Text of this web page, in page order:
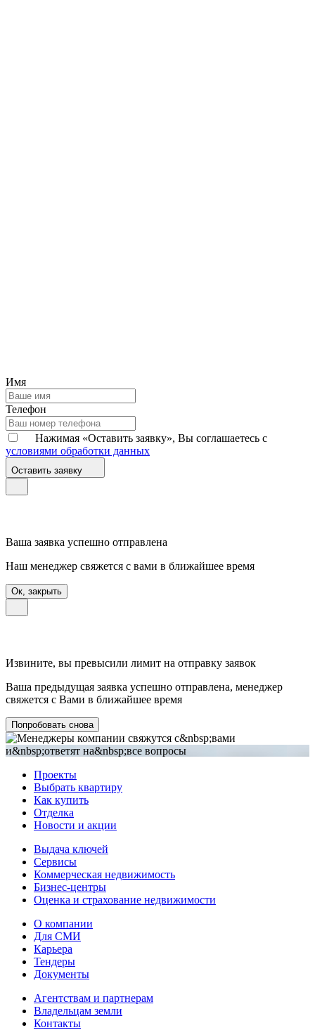
Имя
Телефон
Нажимая «Оставить заявку», Вы соглашаетесь с
условиями обработки данных
Оставить заявку
Ваша заявка успешно отправлена
Наш менеджер свяжется с вами в ближайшее время
Ок, закрыть
Извините, вы превысили лимит на отправку заявок
Ваша предыдущая заявка успешно отправлена, менеджер
свяжется с Вами в ближайшее время
Попробовать снова
Проекты
Выбрать квартиру
Как купить
Отделка
Новости и акции
Выдача ключей
Сервисы
Коммерческая недвижимость
Бизнес-центры
Оценка и страхование недвижимости
О компании
Для СМИ
Карьера
Тендеры
Документы
Агентствам и партнерам
Владельцам земли
Контакты